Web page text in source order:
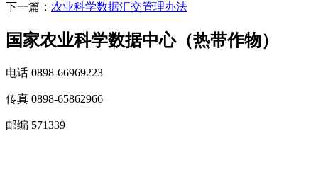
下一篇： 农业科学数据汇交管理办法
国家农业科学数据中心（热带作物）
电话 0898-66969223
传真 0898-65862966
邮编 571339